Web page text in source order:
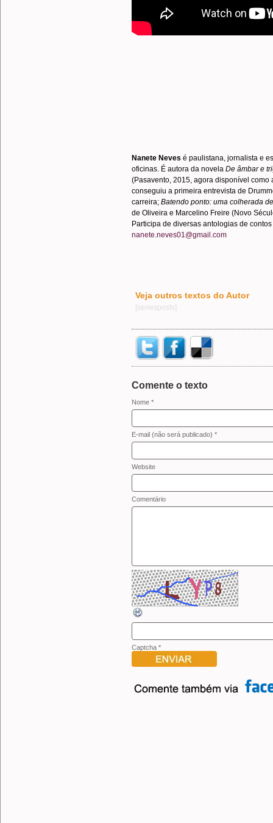
Nanete Neves é paulistana, jornalista e
oficinas. É autora da novela De âmbar e
(Pasavento, 2015, agora disponível
conseguiu a primeira entrevista de
carreira; Batendo ponto: uma colherada
de Oliveira e Marcelino Freire (Novo
Participa de diversas antologias de
nanete.neves01@gmail.com
Veja outros textos do Autor
[seriesposts]
Comente o texto
Nome *
E-mail (não será publicado) *
Website
Comentário
Captcha *